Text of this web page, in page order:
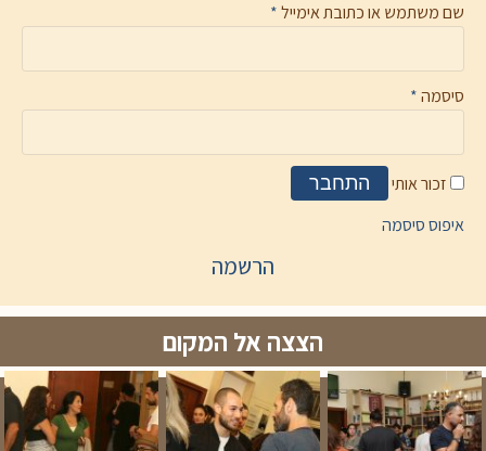
שם משתמש או כתובת אימייל*
סיסמה*
זכור אותי התחבר
איפוס סיסמה
הרשמה
הצצה אל המקום